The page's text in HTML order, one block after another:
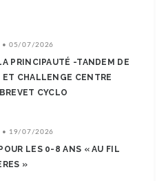
05/07/2026
PRINCIPAUTÉ -TANDEM DE
CHALLENGE CENTRE
CYCLO
19/07/2026
LES 0-8 ANS « AU FIL
»